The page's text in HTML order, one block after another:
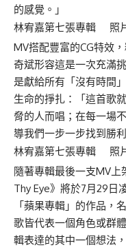
的感覺。」
林宥嘉第七張專輯 照
MV搭配豐富的CG特效
奇斌形容這是一次充滿
是獻給所有「沒有時間
生命的掙扎：「這首歌
脅的人而唱；在每一場
導我們一步一步找到勝利
林宥嘉第七張專輯 照
隨著專輯最後一支MV
Thy Eye》將於7月29日
「蘋果專輯」的作品，
歌皆代表一個角色或群
輯表達的其中一個想法